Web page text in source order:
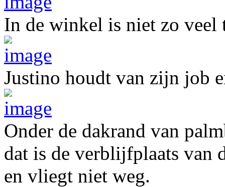
In de winkel is niet zo veel
Justino houdt van zijn job
Onder de dakrand van
dat is de verblijfplaats van
en vliegt niet weg.